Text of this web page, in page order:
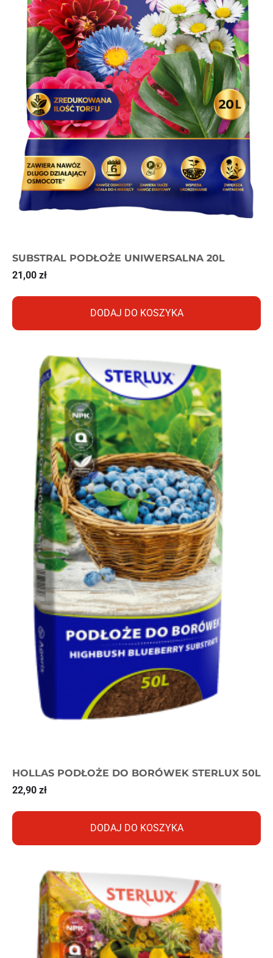
SUBSTRAL PODŁOŻE UNIWERSALNA 20L
21,00 zł
DODAJ DO KOSZYKA
HOLLAS PODŁOŻE DO BORÓWEK STERLUX 50L
22,90 zł
DODAJ DO KOSZYKA